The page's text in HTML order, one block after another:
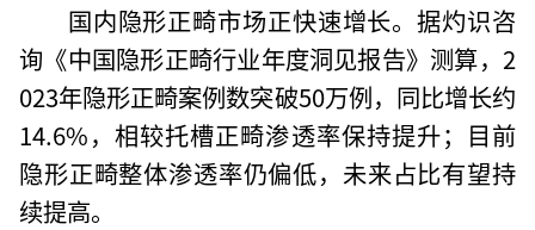
国内隐形正畸市场正快速增长。据灼识咨
询《中国隐形正畸行业年度洞见报告》测算，2
023年隐形正畸案例数突破50万例，同比增长约
14.6%，相较托槽正畸渗透率保持提升；目前
隐形正畸整体渗透率仍偏低，未来占比有望持
续提高。